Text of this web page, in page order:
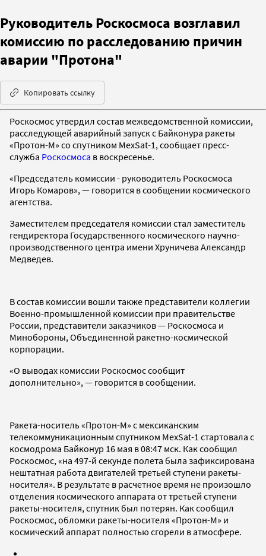
Руководитель Роскосмоса возглавил
комиссию по расследованию причин
аварии "Протона"
Копировать ссылку
Роскосмос утвердил состав межведомственной комиссии,
расследующей аварийный запуск с Байконура ракеты
«Протон-М» со спутником MexSat-1, сообщает пресс-
служба Роскосмоса в воскресенье.
«Председатель комиссии - руководитель Роскосмоса
Игорь Комаров», — говорится в сообщении космического
агентства.
Заместителем председателя комиссии стал заместитель
гендиректора Государственного космического научно-
производственного центра имени Хруничева Александр
Медведев.
В состав комиссии вошли также представители коллегии
Военно-промышленной комиссии при правительстве
России, представители заказчиков — Роскосмоса и
Минобороны, Объединенной ракетно-космической
корпорации.
«О выводах комиссии Роскосмос сообщит
дополнительно», — говорится в сообщении.
Ракета-носитель «Протон-М» с мексиканским
телекоммуникационным спутником MexSat-1 стартовала с
космодрома Байконур 16 мая в 08:47 мск. Как сообщил
Роскосмос, «на 497-й секунде полета была зафиксирована
нештатная работа двигателей третьей ступени ракеты-
носителя». В результате в расчетное время не произошло
отделения космического аппарата от третьей ступени
ракеты-носителя, спутник был потерян. Как сообщил
Роскосмос, обломки ракеты-носителя «Протон-М» и
космический аппарат полностью сгорели в атмосфере.